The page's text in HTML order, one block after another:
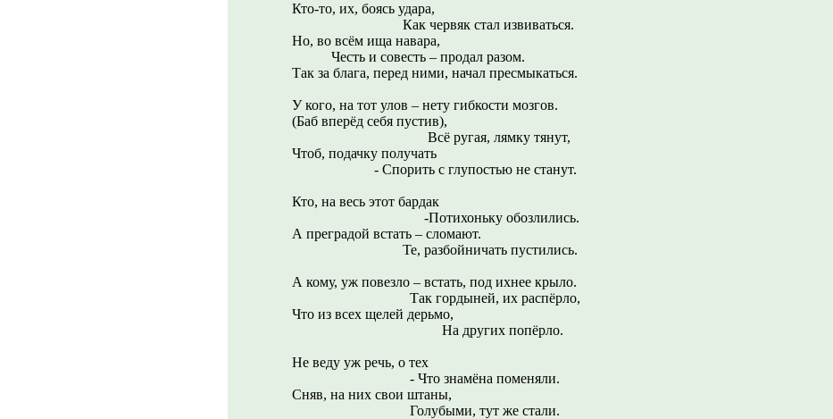
Кто-то, их, боясь удара,
Как червяк стал извиваться.
Но, во всём ища навара,
Честь и совесть – продал разом.
Так за блага, перед ними, начал пресмыкаться.
У кого, на тот улов – нету гибкости мозгов.
(Баб вперёд себя пустив),
Всё ругая, лямку тянут,
Чтоб, подачку получать
- Спорить с глупостью не станут.
Кто, на весь этот бардак
-Потихоньку обозлились.
А преградой встать – сломают.
Те, разбойничать пустились.
А кому, уж повезло – встать, под ихнее крыло.
Так гордыней, их распёрло,
Что из всех щелей дерьмо,
На других попёрло.
Не веду уж речь, о тех
- Что знамёна поменяли.
Сняв, на них свои штаны,
Голубыми, тут же стали.